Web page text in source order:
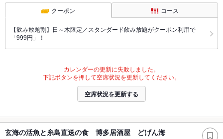
クーポン コース
【飲み放題割】日～木限定／スタンダード飲み放題がクーポン利用で
「999円」！
カレンダーの更新に失敗しました。
下記ボタンを押して空席状況を更新してください。
空席状況を更新する
玄海の活魚と糸島直送の食 博多居酒屋 どげん海